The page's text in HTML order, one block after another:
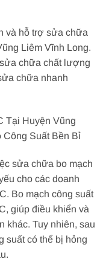
và hỗ trợ sửa chữa
Liêm Vĩnh Long.
chữa chất lượng
chữa nhanh
Tại Huyện Vũng
Công Suất Bền Bỉ
sửa chữa bo mạch
cho các doanh
Bo mạch công suất
giúp điều khiển và
khác. Tuy nhiên, sau
suất có thể bị hỏng